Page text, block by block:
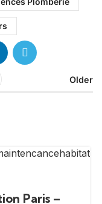
Older
Paris –